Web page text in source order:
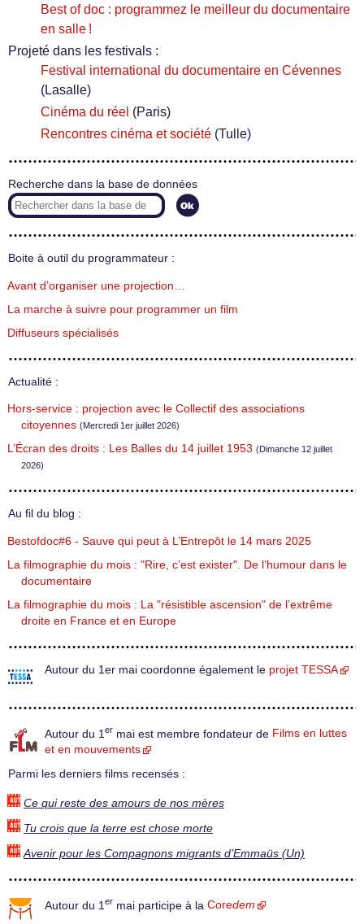
Best of doc : programmez le meilleur du documentaire
en salle !
Projeté dans les festivals :
Festival international du documentaire en Cévennes
(Lasalle)
Cinéma du réel (Paris)
Rencontres cinéma et société (Tulle)
Recherche dans la base de données
Boite à outil du programmateur :
Avant d’organiser une projection…
La marche à suivre pour programmer un film
Diffuseurs spécialisés
Actualité :
Hors-service : projection avec le Collectif des associations
citoyennes (Mercredi 1er juillet 2026)
L’Écran des droits : Les Balles du 14 juillet 1953 (Dimanche 12 juillet
2026)
Au fil du blog :
Bestofdoc#6 - Sauve qui peut à L’Entrepôt le 14 mars 2025
La filmographie du mois : "Rire, c’est exister". De l’humour dans le
documentaire
La filmographie du mois : La "résistible ascension" de l’extrême
droite en France et en Europe
Autour du 1er mai coordonne également le projet TESSA
Autour du 1 er mai est membre fondateur de Films en luttes
et en mouvements
Parmi les derniers films recensés :
Ce qui reste des amours de nos mères
Tu crois que la terre est chose morte
Avenir pour les Compagnons migrants d’Emmaüs (Un)
Autour du 1 er mai participe à la Coredem